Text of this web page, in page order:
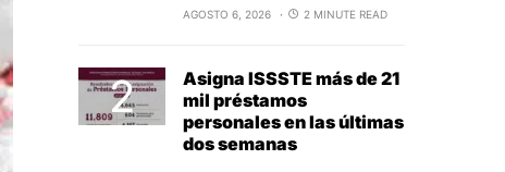
AGOSTO 6, 2026 2 MINUTE READ
Asigna ISSSTE más de 21
mil préstamos
personales en las últimas
dos semanas